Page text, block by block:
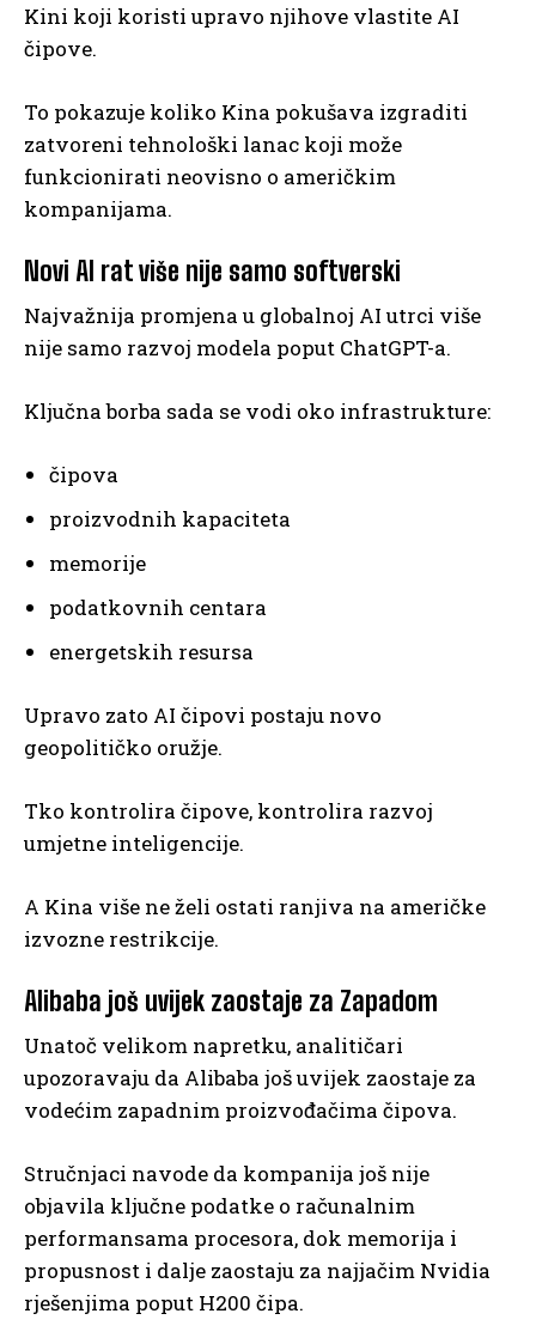
Kini koji koristi upravo njihove vlastite AI
čipove.
To pokazuje koliko Kina pokušava izgraditi
zatvoreni tehnološki lanac koji može
funkcionirati neovisno o američkim
kompanijama.
Novi AI rat više nije samo softverski
Najvažnija promjena u globalnoj AI utrci više
nije samo razvoj modela poput ChatGPT-a.
Ključna borba sada se vodi oko infrastrukture:
čipova
proizvodnih kapaciteta
memorije
podatkovnih centara
energetskih resursa
Upravo zato AI čipovi postaju novo
geopolitičko oružje.
Tko kontrolira čipove, kontrolira razvoj
umjetne inteligencije.
A Kina više ne želi ostati ranjiva na američke
izvozne restrikcije.
Alibaba još uvijek zaostaje za Zapadom
Unatoč velikom napretku, analitičari
upozoravaju da Alibaba još uvijek zaostaje za
vodećim zapadnim proizvođačima čipova.
Stručnjaci navode da kompanija još nije
objavila ključne podatke o računalnim
performansama procesora, dok memorija i
propusnost i dalje zaostaju za najjačim Nvidia
rješenjima poput H200 čipa.